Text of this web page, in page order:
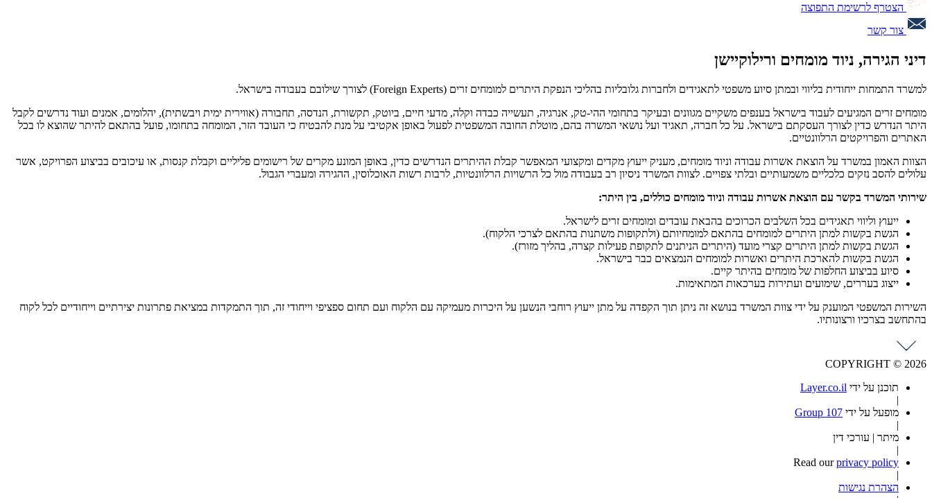
הצטרף לרשימת התפוצה
צור קשר
דיני הגירה, ניוד מומחים ורילוקיישן
למשרד התמחות ייחודית בליווי ובמתן סיוע משפטי לתאגידים ולחברות גלובליות בהליכי הנפקת היתרים למומחים זרים (Foreign Experts) לצורך שילובם בעבודה בישראל.
מומחים זרים המגיעים לעבוד בישראל בענפים משקיים מגוונים ובעיקר בתחומי ההי-טק, אנרגיה, תעשייה כבדה וקלה, מדעי חיים, ביוטק, תקשורת, הנדסה, תחבורה (אווירית ימית ויבשתית), יהלומים, אמנים ועוד נדרשים לקבל
היתר הנדרש כדין לצורך העסקתם בישראל. על כל חברה, תאגיד ועל נושאי המשרה בהם, מוטלת החובה המשפטית לפעול באופן אקטיבי על מנת להבטיח כי העובד הזר, המומחה בתחומו, פועל בהתאם להיתר שהוצא לו בכל
האתרים והפרויקטים הרלוונטיים.
הצוות האמון במשרד על הוצאת אשרות עבודה וניוד מומחים, מעניק ייעוץ מקדים ומקצועי המאפשר קבלת ההיתרים הנדרשים כדין, באופן המונע מקרים של רישומים פליליים וקבלת קנסות, או עיכובים בביצוע הפרויקט, אשר
עלולים להסב נזקים כלכליים משמעותיים ובלתי צפויים. לצוות המשרד ניסיון רב בעבודה מול כל הרשויות הרלוונטיות, לרבות רשות האוכלוסין, ההגירה ומעברי הגבול.
שירותי המשרד בקשר עם הוצאת אשרות עבודה וניוד מומחים כוללים, בין היתר:
ייעוץ וליווי תאגידים בכל השלבים הכרוכים בהבאת עובדים ומומחים זרים לישראל.
הגשת בקשות למתן היתרים למומחים בהתאם למומחיותם (ולתקופות משתנות בהתאם לצרכי הלקוח).
הגשת בקשות למתן היתרים קצרי מועד (היתרים הניתנים לתקופת פעילות קצרה, בהליך מזורז).
הגשת בקשות להארכת היתרים ואשרות למומחים הנמצאים כבר בישראל.
סיוע בביצוע החלפות של מומחים בהיתר קיים.
ייצוג בעררים, שימועים ועתירות בערכאות המתאימות.
השירות המשפטי המוענק על ידי צוות המשרד בנושא זה ניתן תוך הקפדה על מתן ייעוץ רוחבי הנשען על היכרות מעמיקה עם הלקוח ועם תחום ספציפי וייחודי זה, תוך התמקדות במציאת פתרונות יצירתיים וייחודיים לכל לקוח
בהתחשב בצרכיו ורצונותיו.
COPYRIGHT © 2026
תוכנן על ידי Layer.co.il
|
מופעל על ידי Group 107
|
מיתר | עורכי דין
|
Read ourprivacy policy
|
הצהרת נגישות